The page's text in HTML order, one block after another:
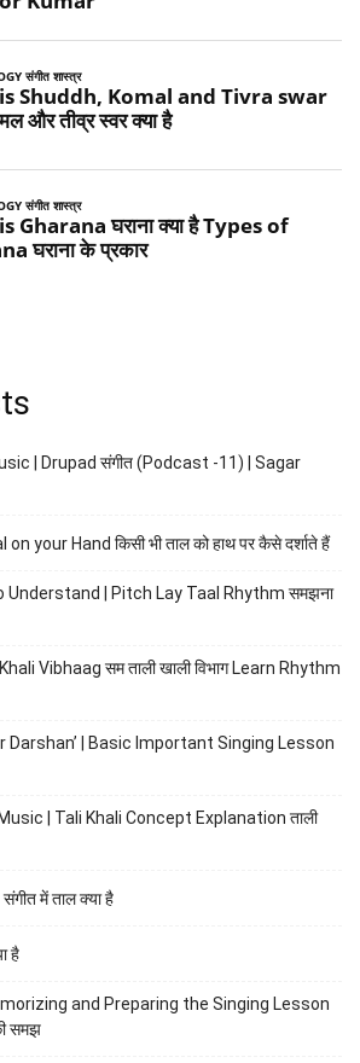
| Drupad संगीत (Podcast -11) | Sagar
your Hand किसी भी ताल को हाथ पर कैसे दर्शाते हैं
| Pitch Lay Taal Rhythm समझना
Vibhaag सम ताली खाली विभाग Learn Rhythm
Darshan’ | Basic Important Singing Lesson
| Tali Khali Concept Explanation ताली
में ताल क्या है
है
and Preparing the Singing Lesson
समझ